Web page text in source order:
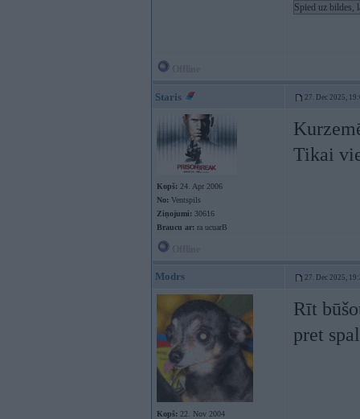
Spied uz bildes,
Staris 27. Dec 2025,
Kopš: 24. Apr 2006
No: Ventspils
Ziņojumi: 30616
Braucu ar: ra ucuarB
Tikai
Modrs 27. Dec 2025,
Kopš: 22. Nov 2004
Rīt
pret